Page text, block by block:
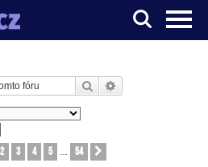
Hledat
1z 54
2 3 4 5 54